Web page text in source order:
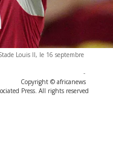
Louis II, le 16 septembre
-
Copyright © africanews
Press. All rights reserved